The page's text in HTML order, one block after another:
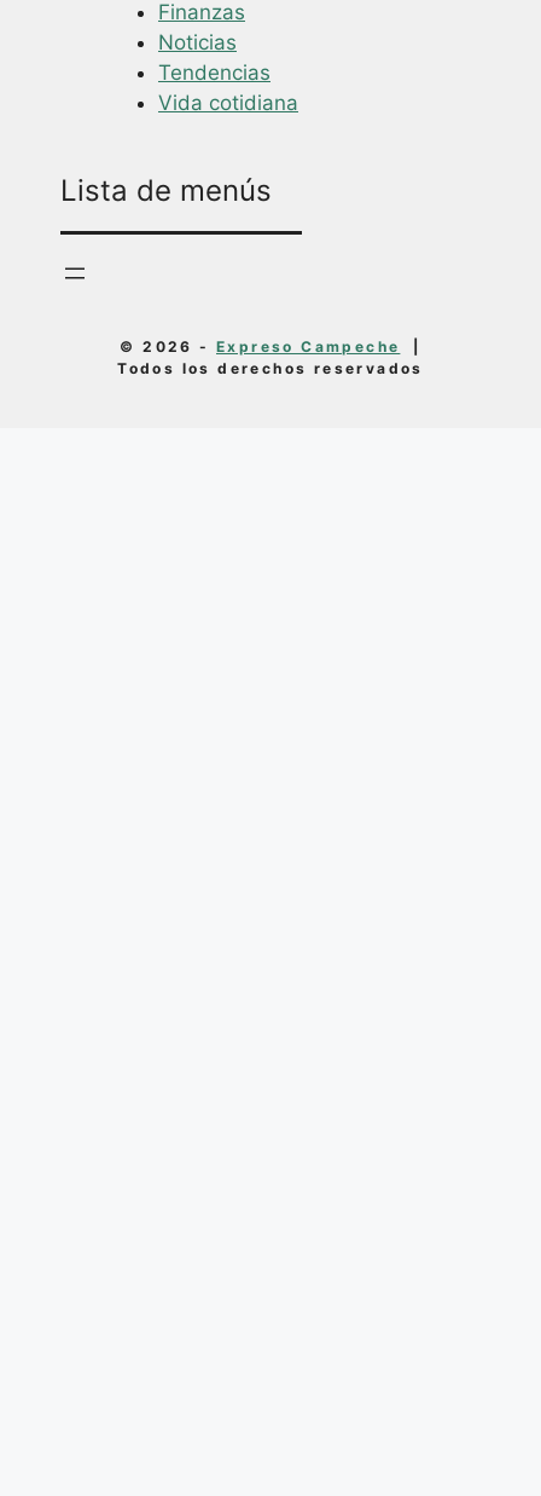
Finanzas
Noticias
Tendencias
Vida cotidiana
Lista de menús
© 2026 - Expreso Campeche
Todos los derechos reservados